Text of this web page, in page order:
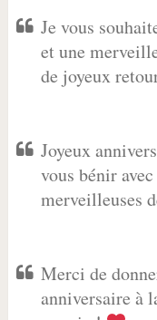
Je vous
et une
de joyeux
Joyeux
vous bénir
merveilleuses
Merci de
anniversaire à